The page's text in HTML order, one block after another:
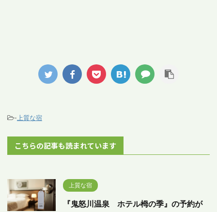
- 上質な宿
こちらの記事も読まれています
上質な宿
『鬼怒川温泉 ホテル栂の季』の予約が